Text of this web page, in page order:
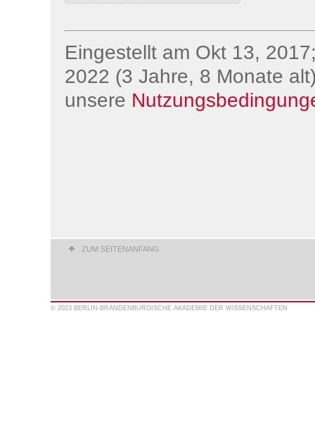
Eingestellt am Okt 13,
2022 (3 Jahre, 8 Monate
unsere
ZUM SEITENANFANG
© 2023 BERLIN-BRANDENBURGISCHE AKADEMIE DER WISSENSCHAFTEN